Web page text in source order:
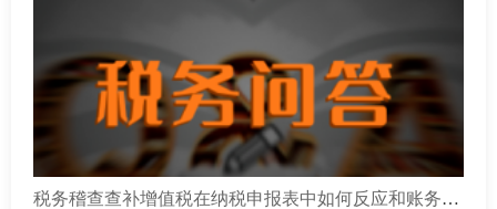
税务稽查查补增值税在纳税申报表中如何反应和账务处理